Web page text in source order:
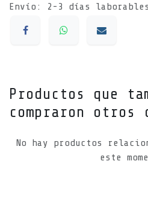
Envío: 2-3 días laborables
Productos que
compraron otros
No hay productos
este